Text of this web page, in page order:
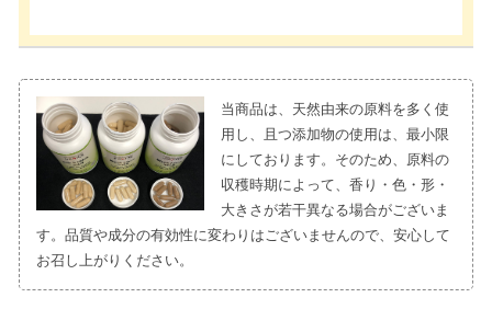
当商品は、天然由来の原料を多く使
用し、且つ添加物の使用は、最小限
にしております。そのため、原料の
収穫時期によって、香り・色・形・
大きさが若干異なる場合がございま
す。品質や成分の有効性に変わりはございませんので、安心して
お召し上がりください。